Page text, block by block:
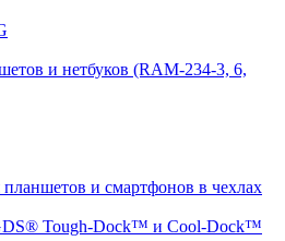
и нетбуков (RAM-234-3, 6,
и смартфонов в чехлах
Tough-Dock™ и Cool-Dock™